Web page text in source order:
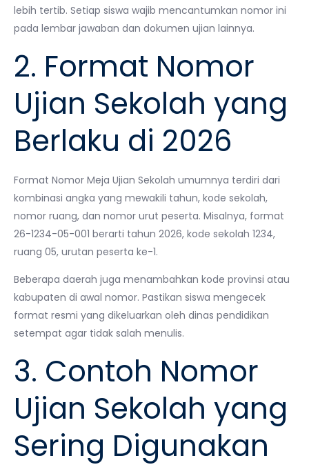
lebih tertib. Setiap siswa wajib mencantumkan nomor ini
pada lembar jawaban dan dokumen ujian lainnya.
2. Format Nomor
Ujian Sekolah yang
Berlaku di 2026
Format Nomor Meja Ujian Sekolah umumnya terdiri dari
kombinasi angka yang mewakili tahun, kode sekolah,
nomor ruang, dan nomor urut peserta. Misalnya, format
26-1234-05-001 berarti tahun 2026, kode sekolah 1234,
ruang 05, urutan peserta ke-1.
Beberapa daerah juga menambahkan kode provinsi atau
kabupaten di awal nomor. Pastikan siswa mengecek
format resmi yang dikeluarkan oleh dinas pendidikan
setempat agar tidak salah menulis.
3. Contoh Nomor
Ujian Sekolah yang
Sering Digunakan